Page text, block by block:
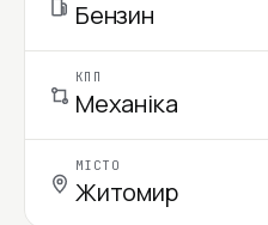
Бензин
КПП
Механіка
МІСТО
Житомир